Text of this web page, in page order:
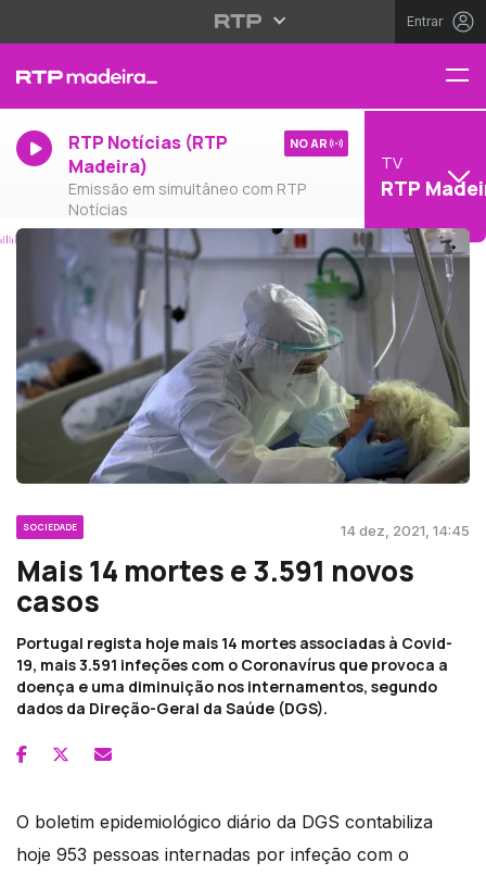
Entrar
RTP Notícias (RTP
Madeira)
Emissão em simultâneo com RTP
Notícias
NO AR
TV
RTP
SOCIEDADE 14 dez, 2021, 14:45
Mais 14 mortes e 3.591 novos
casos
Portugal regista hoje mais 14 mortes associadas à Covid-
19, mais 3.591 infeções com o Coronavírus que provoca a
doença e uma diminuição nos internamentos, segundo
dados da Direção-Geral da Saúde (DGS).
O boletim epidemiológico diário da DGS contabiliza
hoje 953 pessoas internadas por infeção com o